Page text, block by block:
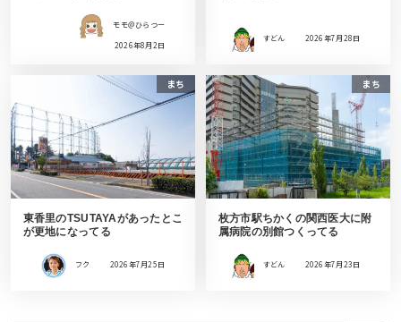
モモ＠ひらつー
2026年8月2日
すどん 2026年7月28日
まち
東香里のTSUTAYAがあったとこ
が更地になってる
フク 2026年7月25日
まち
枚方市駅ちかくの関西医大に附
属病院の別館つくってる
すどん 2026年7月23日